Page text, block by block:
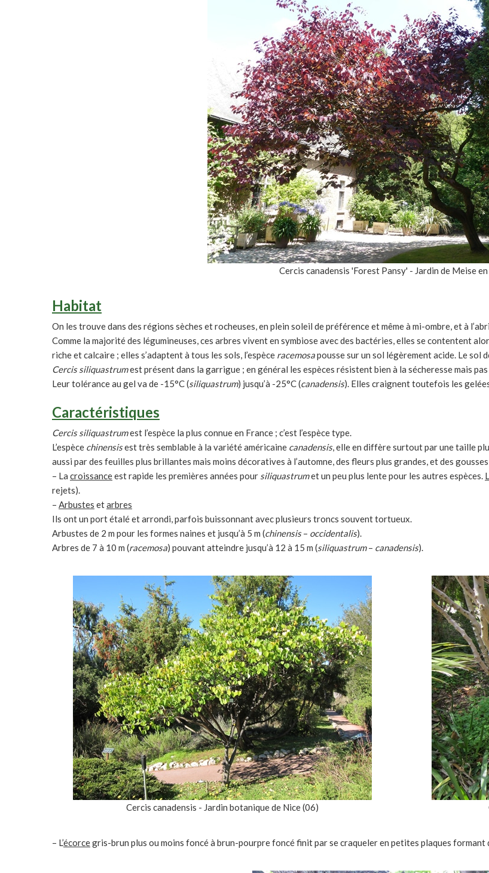
Cercis canadensis 'Forest Pansy' - Jardin de Meise
Habitat
On les trouve dans des régions sèches et rocheuses, en plein soleil de préférence et même à mi-ombre, et à
Comme la majorité des légumineuses, ces arbres vivent en symbiose avec des bactéries, elles se contentent
riche et calcaire ; elles s’adaptent à tous les sols, l’espèce racemosapousse sur un sol légèrement acide. Le sol
Cercis siliquastrumest présent dans la garrigue ; en général les espèces résistent bien à la sécheresse mais
Leur tolérance au gel va de -15°C (siliquastrum) jusqu’à -25°C (canadensis). Elles craignent toutefois les
Caractéristiques
Cercis siliquastrumest l’espèce la plus connue en France ; c’est l’espèce type.
L’espèce chinensisest très semblable à la variété américaine canadensis, elle en diffère surtout par une taille
aussi par des feuilles plus brillantes mais moins décoratives à l’automne, des fleurs plus grandes, et des
– La croissanceest rapide les premières années pour siliquastrumet un peu plus lente pour les autres espèces.
rejets).
– Arbustes etarbres
Ils ont un port étalé et arrondi, parfois buissonnant avec plusieurs troncs souvent tortueux.
Arbustes de 2 m pour les formes naines et jusqu’à 5 m (chinensis– occidentalis).
Arbres de 7 à 10 m (racemosa) pouvant atteindre jusqu’à 12 à 15 m (siliquastrum– canadensis).
Cercis canadensis - Jardin botanique de Nice (06)
– L’écorcegris-brun plus ou moins foncé à brun-pourpre foncé finit par se craqueler en petites plaques formant